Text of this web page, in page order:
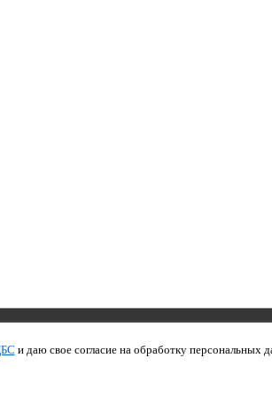
© 2011 МБУК СЦБС
и даю свое согласие на обработку персональных